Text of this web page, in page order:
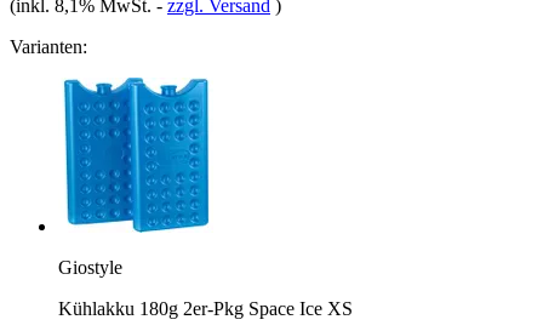
(inkl. 8,1% MwSt. - zzgl. Versand )
Varianten:
Giostyle
Kühlakku 180g 2er-Pkg Space Ice XS